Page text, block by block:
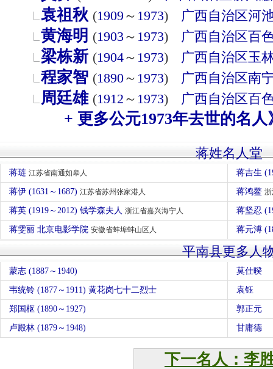
袁祖秋 (1909 ～ 1973) 广西自治区河
黄海明 (1903 ～ 1973) 广西自治区百
梁栋新 (1904～ 1973) 广西自治区玉
程家智 (1890～ 1973) 广西自治区南
周廷雄 (1912 ～ 1973) 广西自治区百
+ 更多公元1973年去世的名人
蒋姓名人堂
蒋琏 江苏省南通如皋人 蒋吉生
蒋伊 (1631～1687) 江苏省苏州张家港人 蒋鸿鳌
蒋英 (1919～2012) 钱学森夫人 浙江省嘉兴海宁人 蒋坚忍
蒋雯丽 北京电影学院 安徽省蚌埠蚌山区人 蒋元溥
平南县更多人
蒙志 (1887～1940) 莫仕暌
韦统铃 (1877～1911) 黄花岗七十二烈士 袁钰
郑国枢 (1890～1927) 郭正元
卢殿林 (1879～1948) 甘庸德
下一名人：李